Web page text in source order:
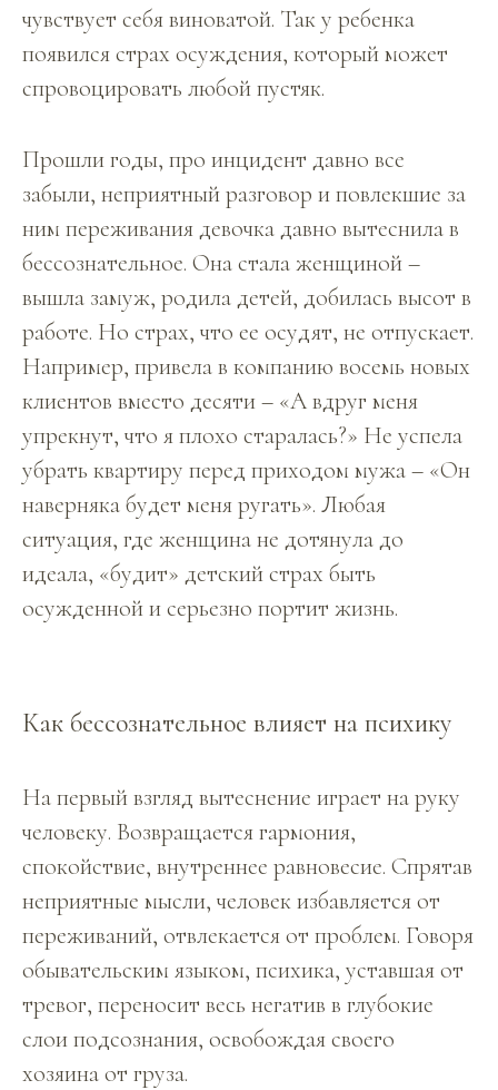
чувствует себя виноватой. Так у ребенка
появился страх осуждения, который может
спровоцировать любой пустяк.
Прошли годы, про инцидент давно все
забыли, неприятный разговор и повлекшие за
ним переживания девочка давно вытеснила в
бессознательное. Она стала женщиной –
вышла замуж, родила детей, добилась высот в
работе. Но страх, что ее осудят, не отпускает.
Например, привела в компанию восемь новых
клиентов вместо десяти – «А вдруг меня
упрекнут, что я плохо старалась?» Не успела
убрать квартиру перед приходом мужа – «Он
наверняка будет меня ругать». Любая
ситуация, где женщина не дотянула до
идеала, «будит» детский страх быть
осужденной и серьезно портит жизнь.
Как бессознательное влияет на психику
На первый взгляд вытеснение играет на руку
человеку. Возвращается гармония,
спокойствие, внутреннее равновесие. Спрятав
неприятные мысли, человек избавляется от
переживаний, отвлекается от проблем. Говоря
обывательским языком, психика, уставшая от
тревог, переносит весь негатив в глубокие
слои подсознания, освобождая своего
хозяина от груза.